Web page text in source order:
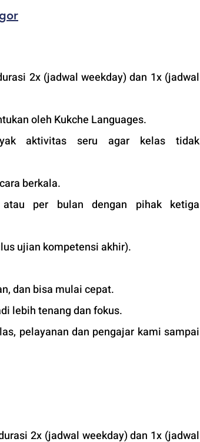
2x (jadwal weekday) dan 1x (jadwal
oleh Kukche Languages.
aktivitas seru agar kelas tidak
berkala.
per bulan dengan pihak ketiga
ujian kompetensi akhir).
dan bisa mulai cepat.
lebih tenang dan fokus.
pelayanan dan pengajar kami sampai
2x (jadwal weekday) dan 1x (jadwal